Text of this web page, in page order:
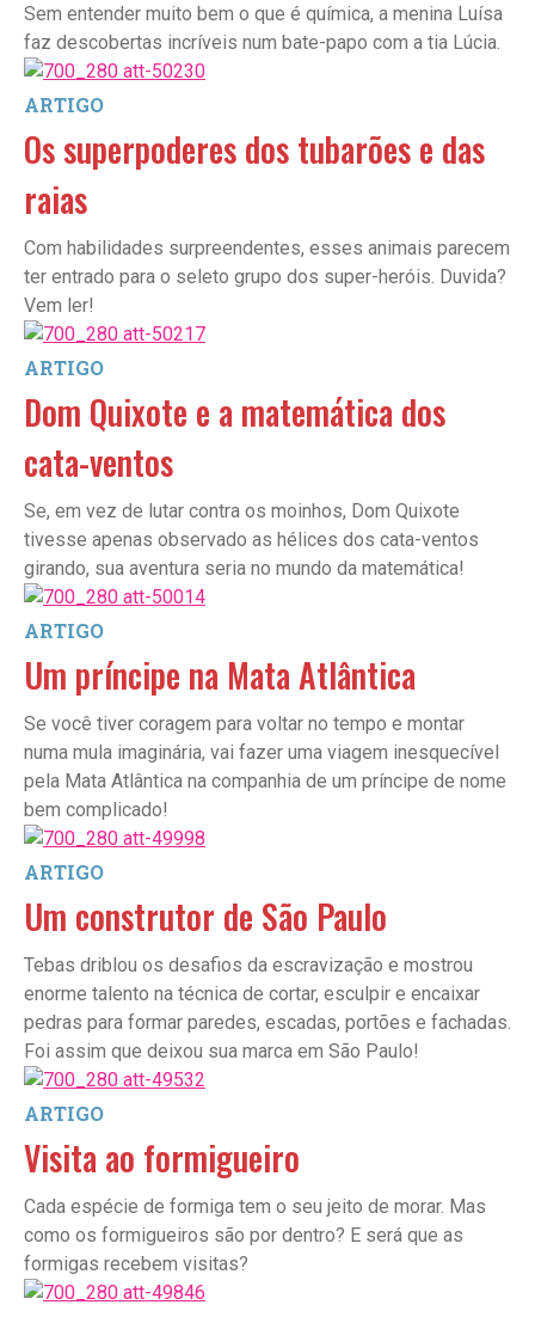
Sem entender muito bem o que é química, a menina Luísa
faz descobertas incríveis num bate-papo com a tia Lúcia.
ARTIGO
Os superpoderes dos tubarões e das
raias
Com habilidades surpreendentes, esses animais parecem
ter entrado para o seleto grupo dos super-heróis. Duvida?
Vem ler!
ARTIGO
Dom Quixote e a matemática dos
cata-ventos
Se, em vez de lutar contra os moinhos, Dom Quixote
tivesse apenas observado as hélices dos cata-ventos
girando, sua aventura seria no mundo da matemática!
ARTIGO
Um príncipe na Mata Atlântica
Se você tiver coragem para voltar no tempo e montar
numa mula imaginária, vai fazer uma viagem inesquecível
pela Mata Atlântica na companhia de um príncipe de nome
bem complicado!
ARTIGO
Um construtor de São Paulo
Tebas driblou os desafios da escravização e mostrou
enorme talento na técnica de cortar, esculpir e encaixar
pedras para formar paredes, escadas, portões e fachadas.
Foi assim que deixou sua marca em São Paulo!
ARTIGO
Visita ao formigueiro
Cada espécie de formiga tem o seu jeito de morar. Mas
como os formigueiros são por dentro? E será que as
formigas recebem visitas?